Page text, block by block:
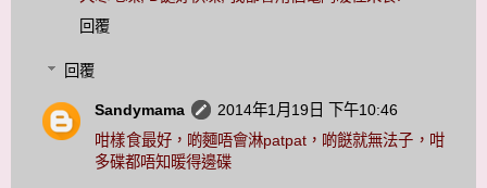
回覆
回覆
Sandymama
2014年1月19日 下午10:46
咁樣食最好，啲麵唔會淋patpat，啲餸就無法子，咁
多碟都唔知暖得邊碟